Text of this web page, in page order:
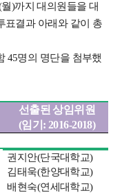
월)까지 대의원들을 대
표결과 아래와 같이 총
45명의 명단을 첨부했
선출된 상임위원
(임기 : 2016-2018)
권지안(단국대학교)
김태욱(한양대학교)
배현숙(연세대학교)